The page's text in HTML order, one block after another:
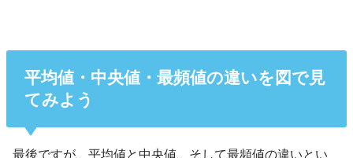
平均値・中央値・最頻値の違いを図で見
てみよう
最後ですが、平均値と中央値、そして最頻値の違いとい